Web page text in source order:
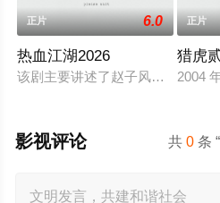
正片 6.0
热血江湖2026
该剧主要讲述了赵子风从小和爷
正片
猎虎
2004
共0 条
影视评论